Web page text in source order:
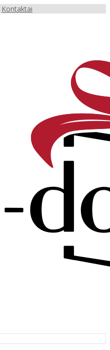
Kontaktai